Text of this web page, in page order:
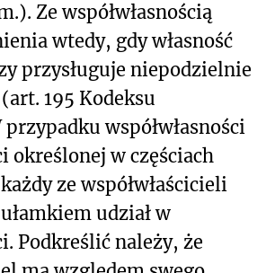
Ze współwłasnością
wtedy, gdy własność
przysługuje niepodzielnie
195 Kodeksu
współwłasności
określonej w częściach
ze współwłaścicieli
udział w
Podkreślić należy, że